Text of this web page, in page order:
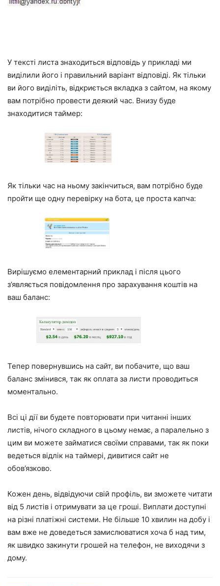
У тексті листа знаходиться відповідь у прикладі ми
виділили його і правильний варіант відповіді. Як тільки
ви його виділіть, відкриється вкладка з сайтом, на якому
вам потрібно провести деякий час. Внизу буде
знаходитися таймер:
Як тільки час на ньому закінчиться, вам потрібно буде
пройти ще одну перевірку на бота, це проста капча:
Вирішуємо елементарний приклад і після цього
з’являється повідомлення про зарахування коштів на
ваш баланс:
Тепер повернувшись на сайт, ви побачите, що ваш
баланс змінився, так як оплата за листи проводиться
моментально.
Всі ці дії ви будете повторювати при читанні інших
листів, нічого складного в цьому немає, а паралельно з
цим ви можете займатися своїми справами, так як поки
ведеться відлік на таймері, дивитися сайт не
обов’язково.
Кожен день, відвідуючи свій профіль, ви зможете читати
від 5 листів і отримувати за це гроші. Виплати доступні
на різні платіжні системи. Не більше 10 хвилин на добу і
вам вже не доведеться замислюватися хоча б над тим,
як швидко закинути грошей на телефон, не виходячи з
дому.